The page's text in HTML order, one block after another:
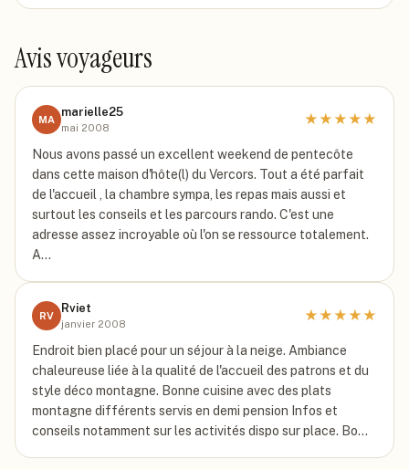
Avis voyageurs
MA
marielle25
mai 2008
★★★★★
Nous avons passé un excellent weekend de pentecôte
dans cette maison d'hôte(l) du Vercors. Tout a été parfait
de l'accueil , la chambre sympa, les repas mais aussi et
surtout les conseils et les parcours rando. C'est une
adresse assez incroyable où l'on se ressource totalement.
A…
RV
Rviet
janvier 2008
★★★★★
Endroit bien placé pour un séjour à la neige. Ambiance
chaleureuse liée à la qualité de l'accueil des patrons et du
style déco montagne. Bonne cuisine avec des plats
montagne différents servis en demi pension Infos et
conseils notamment sur les activités dispo sur place. Bo…